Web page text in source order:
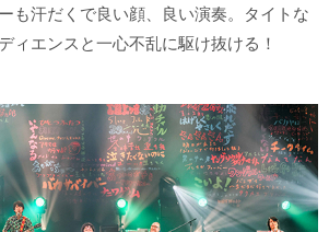
も汗だくで良い顔、良い演奏。タイトな
ィエンスと一心不乱に駆け抜ける！